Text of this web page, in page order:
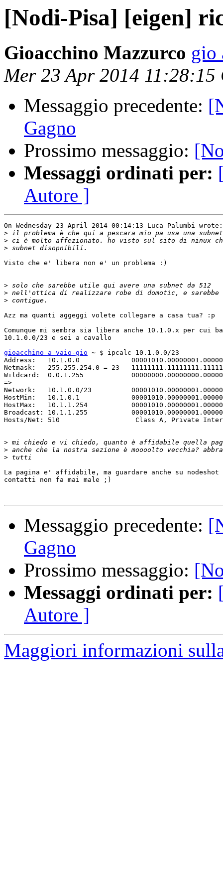
[Nodi-Pisa] [eigen]
Gioacchino Mazzurco gio
Mer 23 Apr 2014 11:28:15
Messaggio precedente:
Gagno
Prossimo messaggio:
Messaggi ordinati per:
Autore ]
On Wednesday 23 April 2014 00:14:13 Luca Palumbi wrote:
>
>
>
Visto che e' libera non e' un problema :)
>
>
>
Azz ma quanti aggeggi volete collegare a casa tua? :p
Comunque mi sembra sia libera anche 10.1.0.x per
10.1.0.0/23 e sei a cavallo
gioacchino a vaio-gio ~ $ ipcalc 10.1.0.0/23
Address:   10.1.0.0
Netmask:   255.255.254.0 = 23
Wildcard:  0.0.1.255
=>
Network:   10.1.0.0/23
HostMin:   10.1.0.1
HostMax:   10.1.1.254
Broadcast: 10.1.1.255
Hosts/Net: 510                   Class A, Private
>
>
>
La pagina e' affidabile, ma guardare anche su nodeshot
contatti non fa mai male ;)
Messaggio precedente:
Gagno
Prossimo messaggio:
Messaggi ordinati per:
Autore ]
Maggiori informazioni